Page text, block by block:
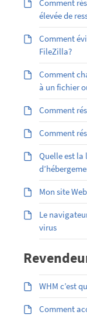
Comment
élevée de
Comment
FileZilla?
Comment
à un fichier
Comment
Comment
Quelle est la
Mon site
Le
virus
WHM c’est
Comment